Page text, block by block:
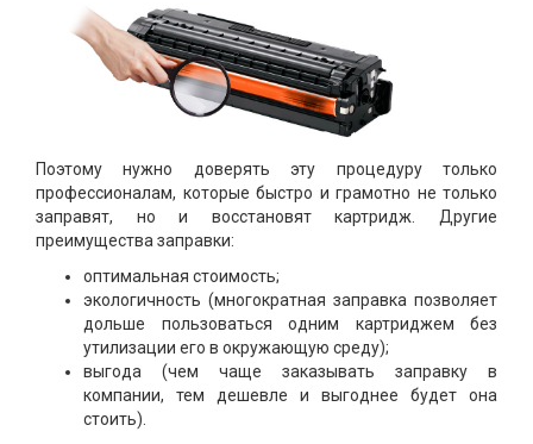
Поэтому нужно доверять эту процедуру только
профессионалам, которые быстро и грамотно не только
заправят, но и восстановят картридж. Другие
преимущества заправки:
оптимальная стоимость;
экологичность (многократная заправка позволяет
дольше пользоваться одним картриджем без
утилизации его в окружающую среду);
выгода (чем чаще заказывать заправку в
компании, тем дешевле и выгоднее будет она
стоить).